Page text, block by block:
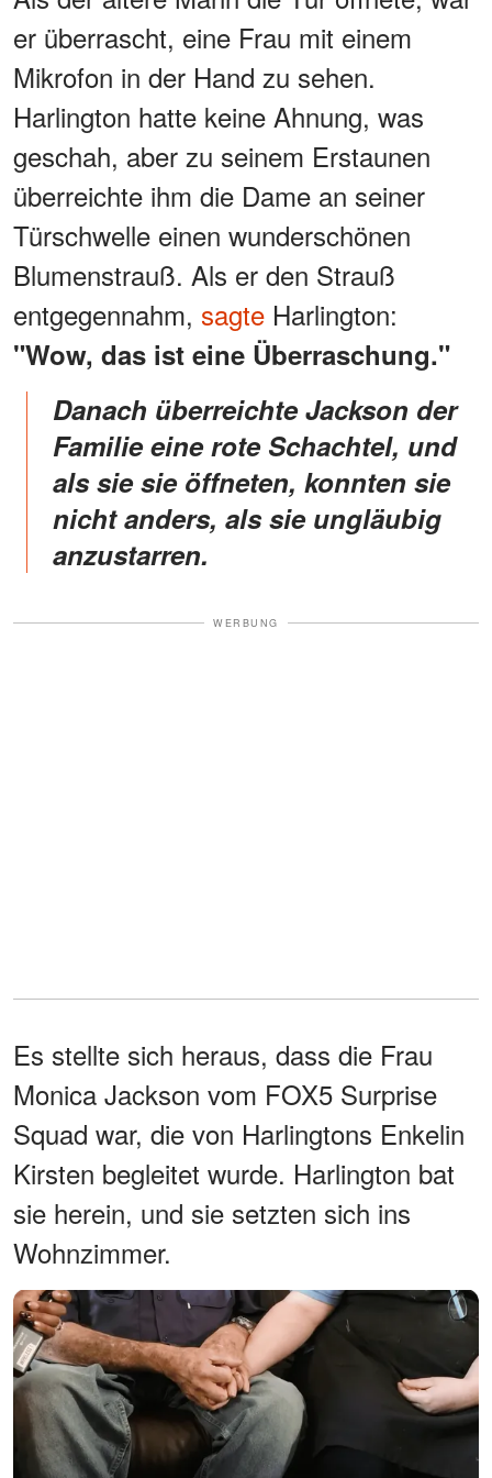
er überrascht, eine Frau mit einem
Mikrofon in der Hand zu sehen.
Harlington hatte keine Ahnung, was
geschah, aber zu seinem Erstaunen
überreichte ihm die Dame an seiner
Türschwelle einen wunderschönen
Blumenstrauß. Als er den Strauß
entgegennahm, sagte Harlington:
"Wow, das ist eine Überraschung."
Danach überreichte Jackson der
Familie eine rote Schachtel, und
als sie sie öffneten, konnten sie
nicht anders, als sie ungläubig
anzustarren.
WERBUNG
Es stellte sich heraus, dass die Frau
Monica Jackson vom FOX5 Surprise
Squad war, die von Harlingtons Enkelin
Kirsten begleitet wurde. Harlington bat
sie herein, und sie setzten sich ins
Wohnzimmer.